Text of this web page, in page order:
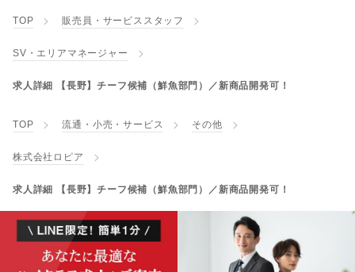
TOP 販売員・サービススタッフ
SV・エリアマネージャー
求人詳細 【長野】チーフ候補（鮮魚部門）／新商品開発可！
TOP 流通・小売・サービス その他
株式会社ロピア
求人詳細 【長野】チーフ候補（鮮魚部門）／新商品開発可！